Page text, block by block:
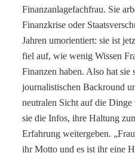
Finanzanlagefachfrau. Sie
Finanzkrise oder
Jahren umorientiert: sie ist
fiel auf, wie wenig Wissen
Finanzen haben. Also hat sie
journalistischen Backround
neutralen Sicht auf die
sie die Infos, ihre Haltung
Erfahrung weitergeben.
ihr Motto und es ist ihr eine